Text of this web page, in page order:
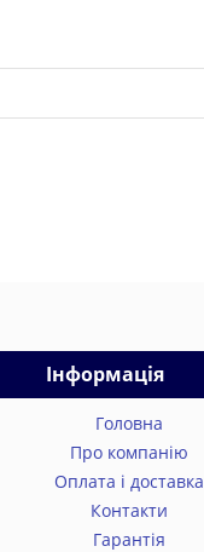
Інформація
Головна
Про компанію
Оплата і доставка
Контакти
Гарантія